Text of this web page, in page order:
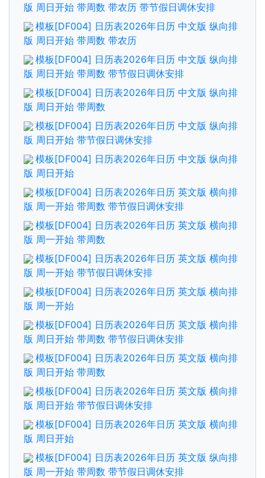
版 周日开始 带周数 带农历 带节假日调休安排
模板[DF004] 日历表2026年日历 中文版 纵向排
版 周日开始 带周数 带农历
模板[DF004] 日历表2026年日历 中文版 纵向排
版 周日开始 带周数 带节假日调休安排
模板[DF004] 日历表2026年日历 中文版 纵向排
版 周日开始 带周数
模板[DF004] 日历表2026年日历 中文版 纵向排
版 周日开始 带节假日调休安排
模板[DF004] 日历表2026年日历 中文版 纵向排
版 周日开始
模板[DF004] 日历表2026年日历 英文版 横向排
版 周一开始 带周数 带节假日调休安排
模板[DF004] 日历表2026年日历 英文版 横向排
版 周一开始 带周数
模板[DF004] 日历表2026年日历 英文版 横向排
版 周一开始 带节假日调休安排
模板[DF004] 日历表2026年日历 英文版 横向排
版 周一开始
模板[DF004] 日历表2026年日历 英文版 横向排
版 周日开始 带周数 带节假日调休安排
模板[DF004] 日历表2026年日历 英文版 横向排
版 周日开始 带周数
模板[DF004] 日历表2026年日历 英文版 横向排
版 周日开始 带节假日调休安排
模板[DF004] 日历表2026年日历 英文版 横向排
版 周日开始
模板[DF004] 日历表2026年日历 英文版 纵向排
版 周一开始 带周数 带节假日调休安排